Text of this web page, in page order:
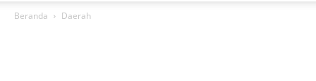
Beranda Daerah